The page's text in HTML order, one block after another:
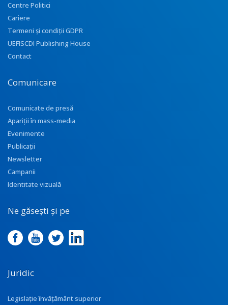
Centre Politici
Cariere
Termeni și condiții GDPR
UEFISCDI Publishing House
Contact
Comunicare
Comunicate de presă
Apariţii în mass-media
Evenimente
Publicații
Newsletter
Campanii
Identitate vizuală
Ne găsești și pe
Juridic
Legislație învățământ superior